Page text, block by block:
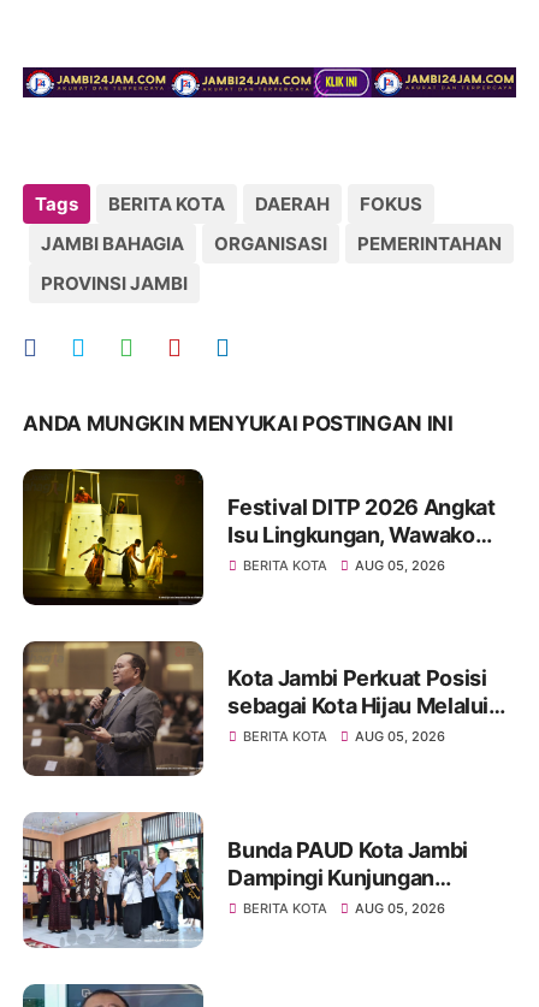
Tags BERITA KOTA DAERAH
FOKUS
JAMBI BAHAGIA
ORGANISASI
PEMERINTAHAN
PROVINSI JAMBI
ANDA MUNGKIN MENYUKAI POSTINGAN INI
Festival DITP 2026 Angkat
Isu Lingkungan, Wawako
Diza Apresiasi Karya
BERITA KOTA AUG 05, 2026
Kota Jambi Perkuat Posisi
sebagai Kota Hijau Melalui
Forum Internasional IMT-GT
BERITA KOTA AUG 05, 2026
Bunda PAUD Kota Jambi
Dampingi Kunjungan
Kemendikdasmen, Perkuat
BERITA KOTA AUG 05, 2026